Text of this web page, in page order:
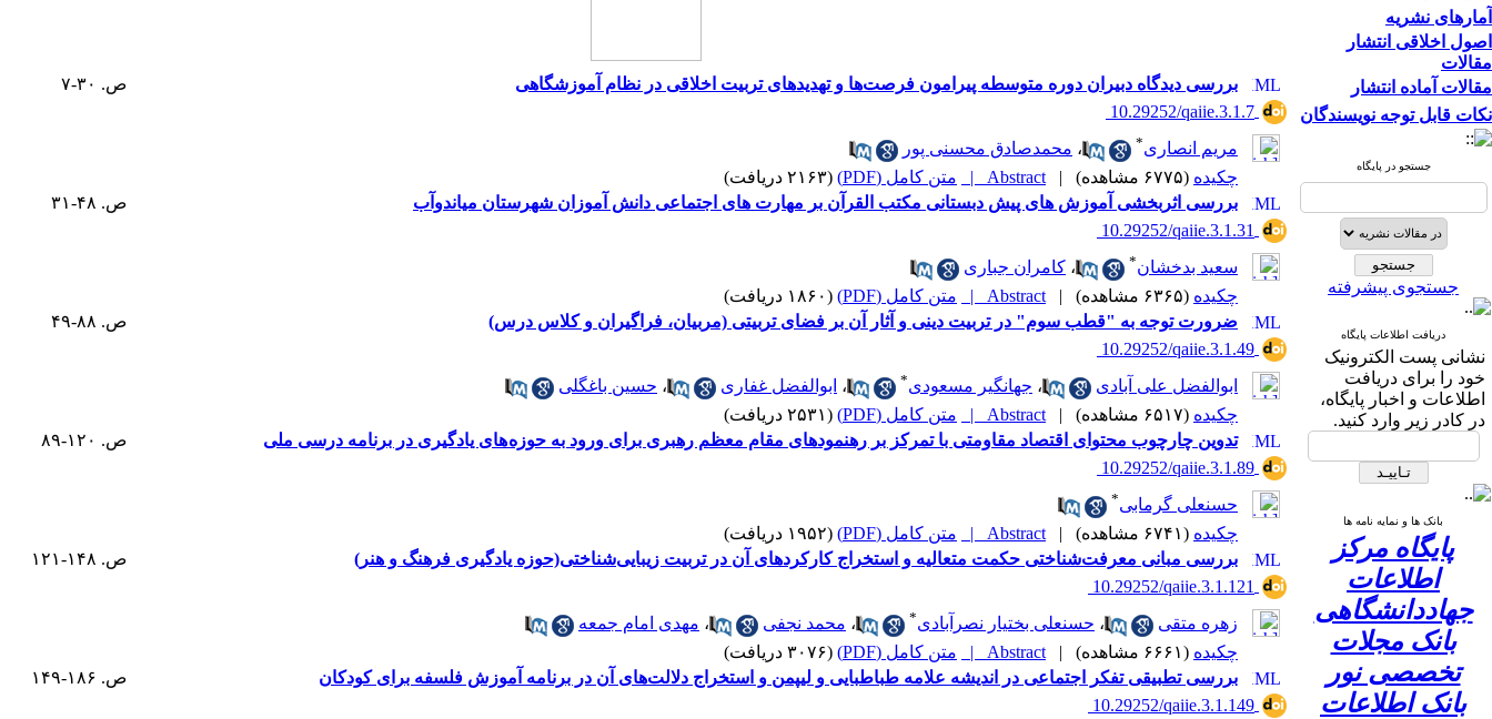
آمارهای نشریه
اصول اخلاقی انتشار
مقالات
مقالات آماده انتشار
نکات قابل توجه نویسندگان
جستجو در پایگاه
جستجوی پیشرفته
دریافت اطلاعات پایگاه
نشانی پست الکترونیک
خود را برای دریافت
اطلاعات و اخبار پایگاه،
در کادر زیر وارد کنید.
بانک ها و نمایه نامه ها
پایگاه مرکز
اطلاعات
جهاددانشگاهی
بانک مجلات
تخصصی نور
بانک اطلاعات
بررسی دیدگاه دبیران دوره متوسطه پیرامون فرصت‌ها و تهدیدهای تربیت اخلاقی در نظام آموزشگاهی
ص. ۳۰-۷
‎ 10.29252/qaiie.3.1.7
مریم انصاری* ، محمدصادق محسنی پور
چکیده (۶۷۷۵ مشاهده) |
Abstract | متن کامل (PDF)
(۲۱۶۳ دریافت)
بررسی اثربخشی آموزش های پیش دبستانی مکتب القرآن بر مهارت های اجتماعی دانش آموزان شهرستان میاندوآب
ص. ۴۸-۳۱
‎ 10.29252/qaiie.3.1.31
سعید بدخشان* ، کامران جباری
چکیده (۶۳۶۵ مشاهده) |
Abstract | متن کامل (PDF)
(۱۸۶۰ دریافت)
ضرورت توجه به "قطب سوم" در تربیت دینی و آثار آن بر فضای تربیتی (مربیان، فراگیران و کلاس درس)
ص. ۸۸-۴۹
‎ 10.29252/qaiie.3.1.49
ابوالفضل علی آبادی
، جهانگیر مسعودی* ، ابوالفضل غفاری ، حسین باغگلی
چکیده (۶۵۱۷ مشاهده) |
Abstract | متن کامل (PDF)
(۲۵۳۱ دریافت)
تدوین چارچوب محتوای اقتصاد مقاومتی با تمرکز بر رهنمودهای مقام معظم رهبری برای ورود به حوزه های یادگیری در برنامه درسی ملی
ص. ۱۲۰-۸۹
‎ 10.29252/qaiie.3.1.89
حسنعلی گرمابی*
چکیده (۶۷۴۱ مشاهده) |
Abstract | متن کامل (PDF)
(۱۹۵۲ دریافت)
بررسی مبانی معرفت‌شناختی حکمت متعالیه و استخراج کارکردهای آن در تربیت زیبایی‌شناختی(حوزه یادگیری فرهنگ و هنر)
ص. ۱۴۸-۱۲۱
‎ 10.29252/qaiie.3.1.121
زهره متقی
، حسنعلی بختیار نصرآبادی* ، محمد نجفی ، مهدی امام جمعه
چکیده (۶۶۶۱ مشاهده) |
Abstract | متن کامل (PDF)
(۳۰۷۶ دریافت)
بررسی تطبیقی تفکر اجتماعی در اندیشه علامه طباطبایی و لیپمن و استخراج دلالت‌های آن در برنامه آموزش فلسفه برای کودکان
ص. ۱۸۶-۱۴۹
‎ 10.29252/qaiie.3.1.149